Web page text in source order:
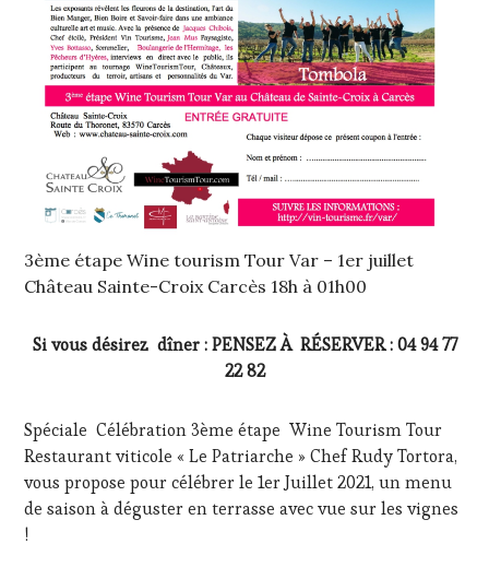
3ème étape Wine tourism Tour Var – 1er juillet
Château Sainte-Croix Carcès 18h à 01h00
Si vous désirez dîner : PENSEZ À RÉSERVER : 04 94 77
22 82
Spéciale Célébration 3ème étape Wine Tourism Tour
Restaurant viticole « Le Patriarche » Chef Rudy Tortora,
vous propose pour célébrer le 1er Juillet 2021, un menu
de saison à déguster en terrasse avec vue sur les vignes
!